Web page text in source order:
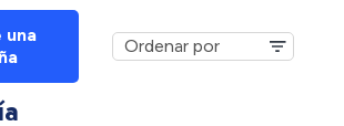
una